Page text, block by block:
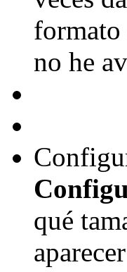
no he
qué